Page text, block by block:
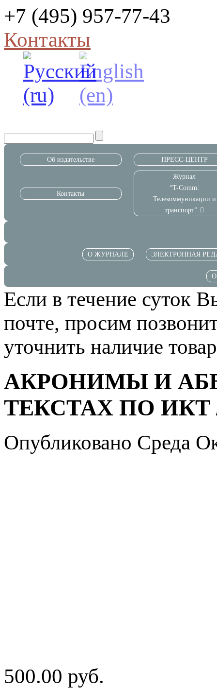
+7 (495) 957-77-43
Контакты
Об издательстве ПРЕСС-ЦЕНТР
Контакты
Журнал
“T-Comm:
Телекоммуникации и
транспорт”
О ЖУРНАЛЕ ЭЛЕКТРОННАЯ
Если в течение суток
почте, просим
уточнить наличие
АКРОНИМЫ И
ТЕКСТАХ ПО ИКТ /
Опубликовано Среда
500.00 руб.